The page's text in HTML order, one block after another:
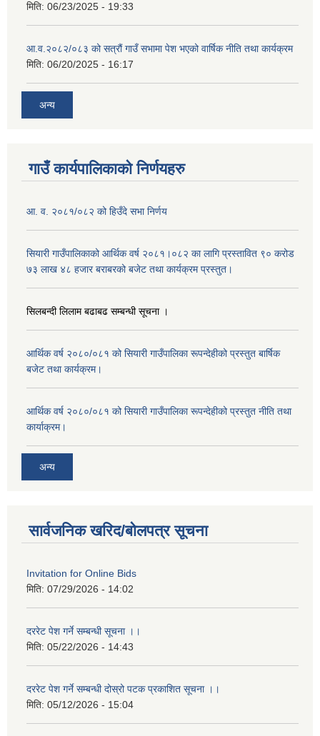
मिति: 06/23/2025 - 19:33
आ.व.२०८२/०८३ को सत्रौं गाउँ सभामा पेश भएको वार्षिक नीति तथा कार्यक्रम
मिति: 06/20/2025 - 16:17
अन्य
गाउँ कार्यपालिकाको निर्णयहरु
आ. व. २०८१/०८२ को हिउँदे सभा निर्णय
सियारी गाउँपालिकाको आर्थिक वर्ष २०८१।०८२ का लागि प्रस्तावित ९० करोड
७३ लाख ४८ हजार बराबरको बजेट तथा कार्यक्रम प्रस्तुत।
सिलबन्दी लिलाम बढाबढ सम्बन्धी सूचना ।
आर्थिक वर्ष २०८०/०८१ को सियारी गाउँपालिका रूपन्देहीको प्रस्तुत बार्षिक
बजेट तथा कार्यक्रम।
आर्थिक वर्ष २०८०/०८१ को सियारी गाउँपालिका रूपन्देहीको प्रस्तुत नीति तथा
कार्याक्रम।
अन्य
सार्वजनिक खरिद/बोलपत्र सूचना
Invitation for Online Bids
मिति: 07/29/2026 - 14:02
दररेट पेश गर्ने सम्बन्धी सूचना ।।
मिति: 05/22/2026 - 14:43
दररेट पेश गर्ने सम्बन्धी दोस्रो पटक प्रकाशित सूचना ।।
मिति: 05/12/2026 - 15:04